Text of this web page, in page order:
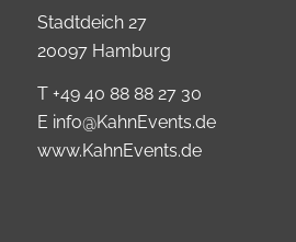
Stadtdeich 27
20097 Hamburg
T +49 40 88 88 27 30
E info@KahnEvents.de
www.KahnEvents.de